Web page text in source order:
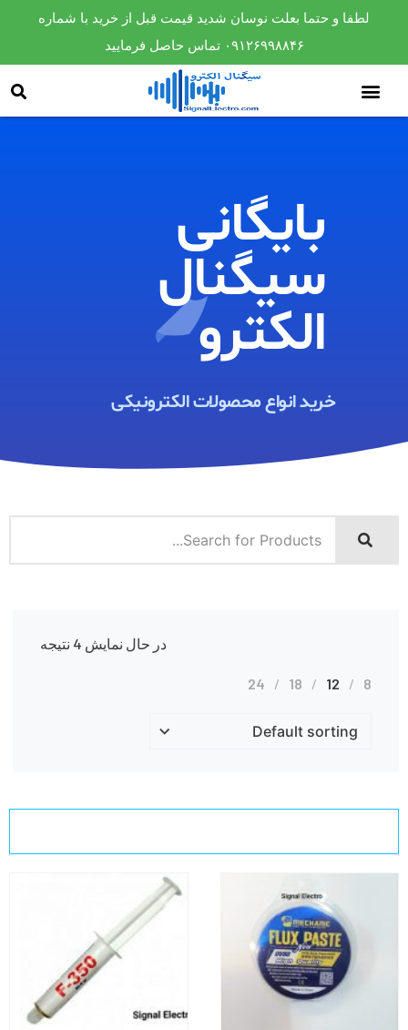
لطفا و حتما بعلت نوسان شدید قیمت قبل از خرید با شماره
۰۹۱۲۶۹۹۸۸۴۶ تماس حاصل فرمایید
بایگانی
سیگنال
الکترو​
خرید انواع محصولات الکترونیکی ​
در حال نمایش 4 نتیجه
12
18
24